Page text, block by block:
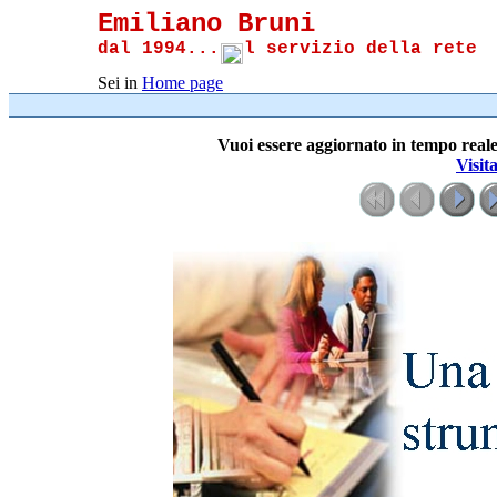
Emiliano Bruni
dal 1994... l servizio della rete
Sei in Home page
Vuoi essere aggiornato in tempo